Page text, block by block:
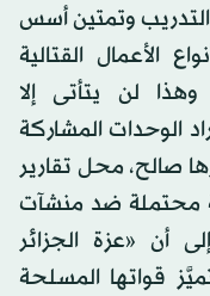
وتمتين أسس
الأعمال القتالية
لن يتأتى إلا
الوحدات المشاركة
صالح، محل تقارير
محتملة ضد منشآت
أن «عزة الجزائر
قواتها المسلحة